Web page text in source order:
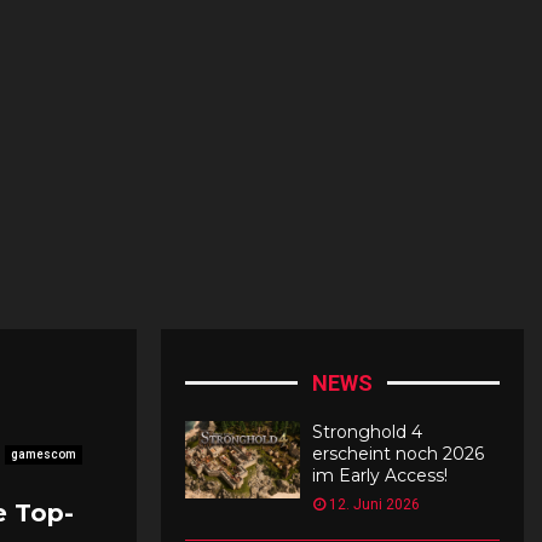
gamescom
Top-
NEWS
Stronghold 4
erscheint noch 2026
im Early Access!
12. Juni 2026